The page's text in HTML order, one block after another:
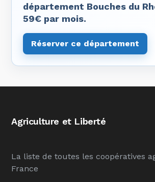
département Bouches du
59€ par mois.
Réserver ce département
Agriculture et Liberté
La liste de toutes les coopératives
France